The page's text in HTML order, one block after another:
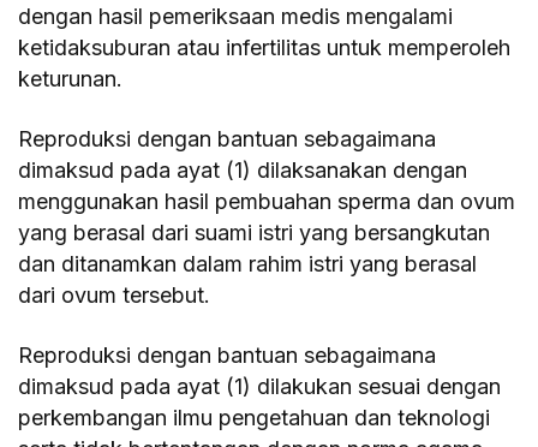
dengan hasil pemeriksaan medis mengalami
ketidaksuburan atau infertilitas untuk memperoleh
keturunan.
Reproduksi dengan bantuan sebagaimana
dimaksud pada ayat (1) dilaksanakan dengan
menggunakan hasil pembuahan sperma dan ovum
yang berasal dari suami istri yang bersangkutan
dan ditanamkan dalam rahim istri yang berasal
dari ovum tersebut.
Reproduksi dengan bantuan sebagaimana
dimaksud pada ayat (1) dilakukan sesuai dengan
perkembangan ilmu pengetahuan dan teknologi